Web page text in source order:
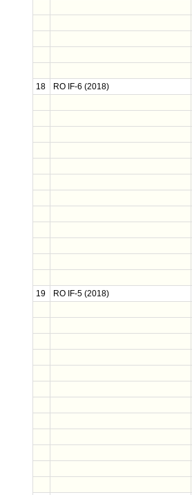
18 RO IF-6 (2018)
19 RO IF-5 (2018)